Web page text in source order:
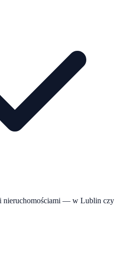
nieruchomościami — w Lublin czy